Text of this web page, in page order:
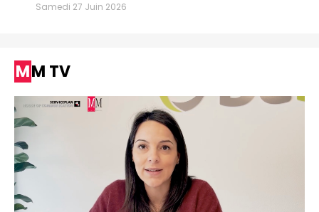
Samedi 27 Juin 2026
MM TV